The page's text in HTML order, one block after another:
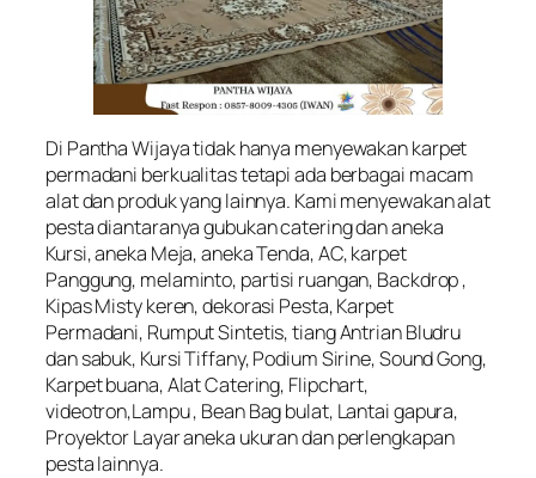
Di Pantha Wijaya tidak hanya menyewakan karpet
permadani berkualitas tetapi ada berbagai macam
alat dan produk yang lainnya. Kami menyewakan alat
pesta diantaranya gubukan catering dan aneka
Kursi, aneka Meja, aneka Tenda, AC, karpet
Panggung, melaminto, partisi ruangan, Backdrop ,
Kipas Misty keren, dekorasi Pesta, Karpet
Permadani, Rumput Sintetis, tiang Antrian Bludru
dan sabuk, Kursi Tiffany, Podium Sirine, Sound Gong,
Karpet buana, Alat Catering, Flipchart,
videotron,Lampu , Bean Bag bulat, Lantai gapura,
Proyektor Layar aneka ukuran dan perlengkapan
pesta lainnya.